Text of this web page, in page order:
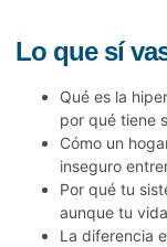
Lo que sí
Qué es la
por qué tiene
Cómo un
inseguro
Por qué tu
aunque tu
La diferencia